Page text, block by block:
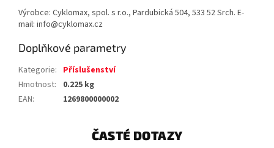
Výrobce: Cyklomax, spol. s r.o., Pardubická 504, 533 52 Srch. E-
mail: info@cyklomax.cz
Doplňkové parametry
Kategorie: Příslušenství
Hmotnost:
0.225 kg
EAN: 1269800000002
ČASTÉ DOTAZY